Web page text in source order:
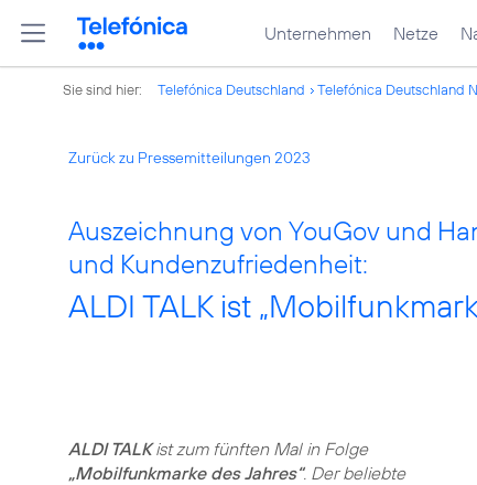
Unternehmen Netze
Sie sind hier: Telefónica Deutschland Telefónica Deutschland
Zurück zu Pressemitteilungen 2023
Auszeichnung von YouGov und
und Kundenzufriedenheit:
ALDI TALK ist
ALDI TALKist zum fünften Mal in Folge
„Mobilfunkmarke des Jahres“. Der beliebte